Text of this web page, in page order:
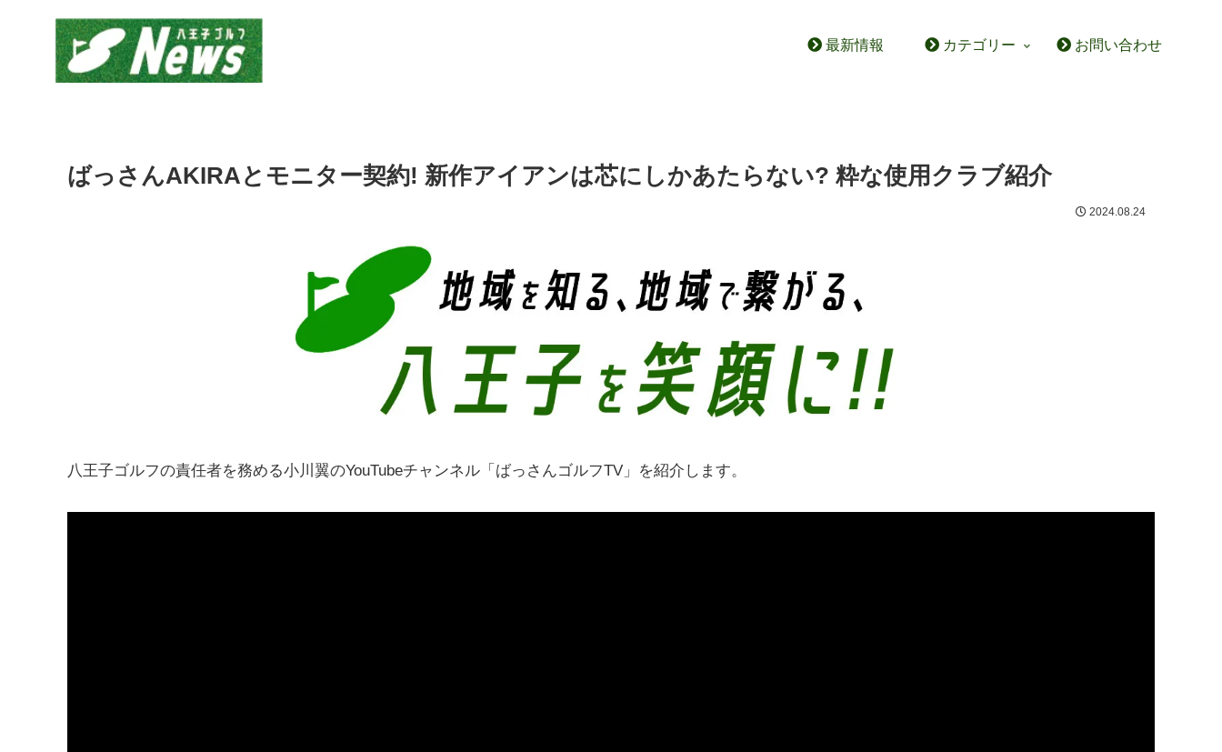
最新情報 カテゴリー お問い合わせ
ばっさんAKIRAとモニター契約! 新作アイアンは芯にしかあたらない? 粋な使用クラブ紹介
2024.08.24
八王子ゴルフの責任者を務める小川翼のYouTubeチャンネル「ばっさんゴルフTV」を紹介します。